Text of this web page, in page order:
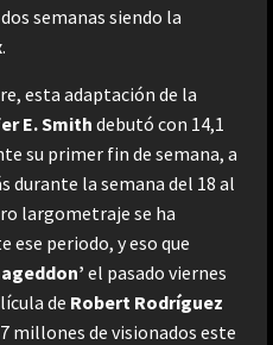
semanas siendo la
.
esta adaptación de la
E. Smith debutó con 14,1
su primer fin de semana, a
durante la semana del 18 al
largometraje se ha
ese periodo, y eso que
el pasado viernes
de Robert Rodríguez
millones de visionados este